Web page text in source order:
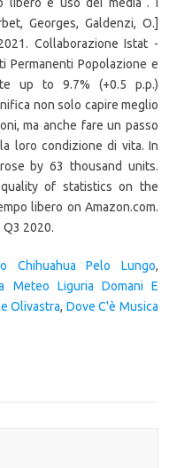
Chihuahua Pelo Lungo,
Meteo Liguria Domani E
Olivastra, Dove C'è Musica